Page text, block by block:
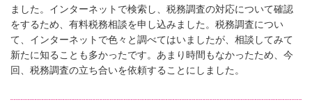
ました。インターネットで検索し、税務調査の対応について確認
をするため、有料税務相談を申し込みました。税務調査につい
て、インターネットで色々と調べてはいましたが、相談してみて
新たに知ることも多かったです。あまり時間もなかったため、今
回、税務調査の立ち合いを依頼することにしました。